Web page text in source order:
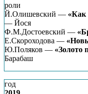
роли
Й.Олишевский — «Как
— Йося
Ф.М.Достоевский —
Е.Скороходова —
Ю.Поляков — «Золото
Барабаш
год